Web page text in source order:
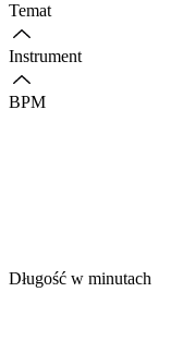
Temat
Instrument
BPM
Długość w minutach